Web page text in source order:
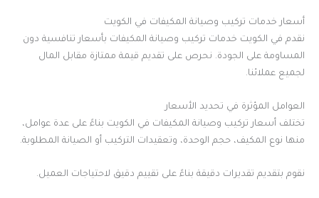
أسعار خدمات تركيب وصيانة المكيفات في الكويت
نقدم في الكويت خدمات تركيب وصيانة المكيفات بأسعار تنافسية دون
المساومة على الجودة. نحرص على تقديم قيمة ممتازة مقابل المال
لجميع عملائنا.
العوامل المؤثرة في تحديد الأسعار
تختلف أسعار تركيب وصيانة المكيفات في الكويت بناءً على عدة عوامل،
منها نوع المكيف، حجم الوحدة، وتعقيدات التركيب أو الصيانة المطلوبة.
نقوم بتقديم تقديرات دقيقة بناءً على تقييم دقيق لاحتياجات العميل.